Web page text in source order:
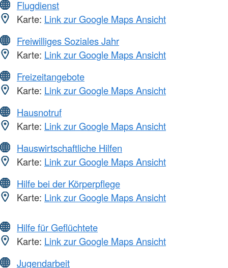
Flugdienst
Karte: Link zur Google Maps Ansicht
Freiwilliges Soziales Jahr
Karte: Link zur Google Maps Ansicht
Freizeitangebote
Karte: Link zur Google Maps Ansicht
Hausnotruf
Karte: Link zur Google Maps Ansicht
Hauswirtschaftliche Hilfen
Karte: Link zur Google Maps Ansicht
Hilfe bei der Körperpflege
Karte: Link zur Google Maps Ansicht
Hilfe für Geflüchtete
Karte: Link zur Google Maps Ansicht
Jugendarbeit